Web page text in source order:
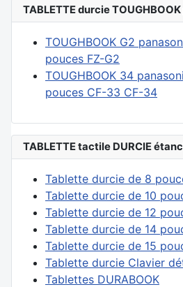
TABLETTE durcie
TOUGHBOOK G2
pouces FZ-G2
TOUGHBOOK 34
pouces CF-33 CF-34
TABLETTE tactile DURCIE
Tablette durcie de 8
Tablette durcie de 10
Tablette durcie de 12
Tablette durcie de 14
Tablette durcie de 15
Tablette durcie Clavier
Tablettes DURABOOK